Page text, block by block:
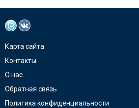
Карта сайта
Контакты
О нас
Обратная связь
Политика конфиденциальности